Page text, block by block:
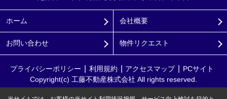
ホーム 会社概要
お問い合わせ 物件リクエスト
プライバシーポリシー 利用規約 アクセスマップ
PCサイト
Copyright(c) 工藤不動産株式会社 All rights reserved.